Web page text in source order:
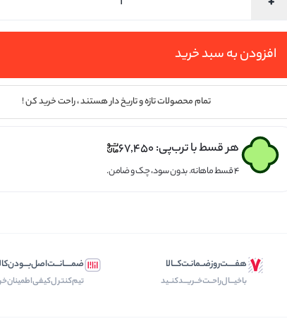
افزودن به سبد خرید
تمام محصولات تازه و تاریخ دار هستند ، راحت خرید کن !
هر قسط با ترب‌پی:67,450
۴ قسط ماهانه. بدون سود، چک و ضامن.
هفـــــت‌روز‌ضــمانـت‌کـــالا
با‌خیـــال‌راحــت‌‌‌خــریـــد‌کنــید